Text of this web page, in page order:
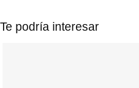
Te podría interesar